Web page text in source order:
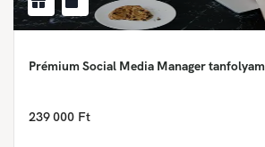
Prémium Social Media Manager tanfolyam
239 000 Ft